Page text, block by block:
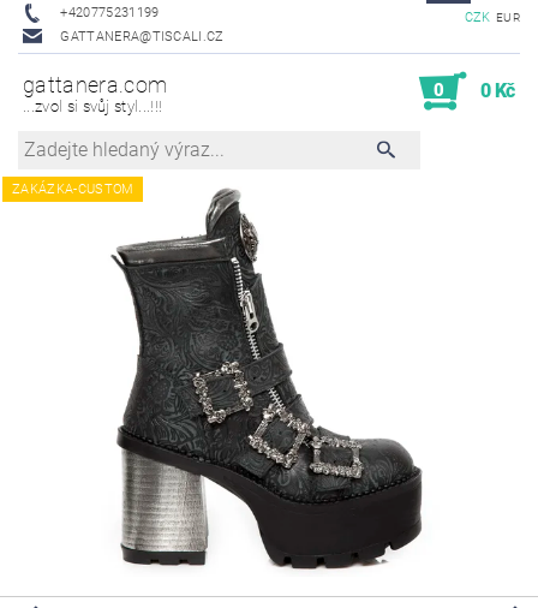
+420775231199
GATTANERA@TISCALI.CZ
CZK EUR
gattanera.com
...zvol si svůj styl...!!!
0 0 Kč
ZAKÁZKA-CUSTOM